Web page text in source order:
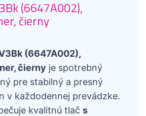
(6647A002),
čierny
(6647A002),
čierny je spotrebný
pre stabilný a presný
v každodennej prevádzke.
kvalitnú tlač s